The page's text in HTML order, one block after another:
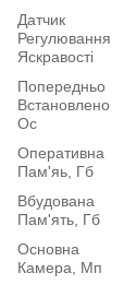
Датчик
Регулювання
Яскравості
Попередньо
Встановлено
Ос
Оперативна
Пам'яь, Гб
Вбудована
Пам'ять, Гб
Основна
Камера, Мп